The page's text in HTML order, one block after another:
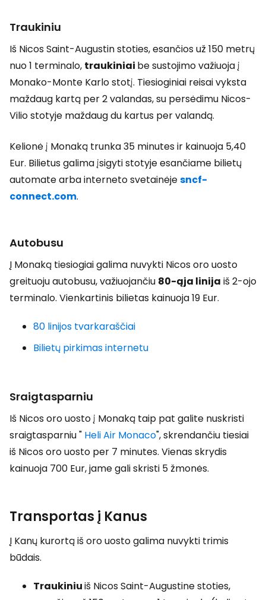
Traukiniu
Iš Nicos Saint-Augustin stoties, esančios už 150 metrų
nuo 1 terminalo, traukiniai be sustojimo važiuoja į
Monako-Monte Karlo stotį. Tiesioginiai reisai vyksta
maždaug kartą per 2 valandas, su persėdimu Nicos-
Vilio stotyje maždaug du kartus per valandą.
Kelionė į Monaką trunka 35 minutes ir kainuoja 5,40
Eur. Bilietus galima įsigyti stotyje esančiame bilietų
automate arba interneto svetainėjesncf-
connect.com.
Autobusu
Į Monaką tiesiogiai galima nuvykti Nicos oro uosto
greituoju autobusu, važiuojančiu 80-ąja linija iš 2-ojo
terminalo. Vienkartinis bilietas kainuoja 19 Eur.
80 linijos tvarkaraščiai
Bilietų pirkimas internetu
Sraigtasparniu
Iš Nicos oro uosto į Monaką taip pat galite nuskristi
sraigtasparniu " Heli Air Monaco", skrendančiu tiesiai
iš Nicos oro uosto per 7 minutes. Vienas skrydis
kainuoja 700 Eur, jame gali skristi 5 žmonės.
Transportas į Kanus
Į Kanų kurortą iš oro uosto galima nuvykti trimis
būdais.
Traukiniuiš Nicos Saint-Augustine stoties,